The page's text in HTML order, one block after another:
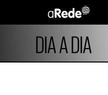
DIA A DIA